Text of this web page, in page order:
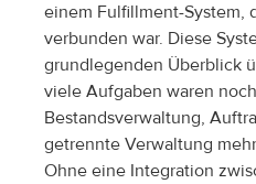
einem Fulfillment-System,
verbunden war. Diese
grundlegenden Überblick
viele Aufgaben waren
Bestandsverwaltung,
getrennte Verwaltung
Ohne eine Integration